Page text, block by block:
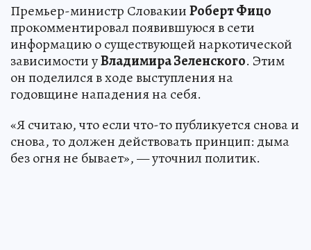
Премьер-министр СловакииРоберт Фицо
прокомментировал появившуюся в сети
информацию о существующей наркотической
зависимости уВладимира Зеленского. Этим
он поделился в ходе выступления на
годовщине нападения на себя.
«Я считаю, что если что-то публикуется снова и
снова, то должен действовать принцип: дыма
без огня не бывает», — уточнил политик.